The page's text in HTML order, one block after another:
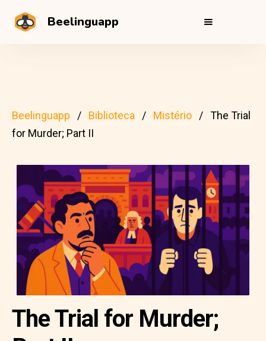
Beelinguapp
Beelinguapp Biblioteca Mistério
The Trial
for Murder; Part II
The Trial for Murder;